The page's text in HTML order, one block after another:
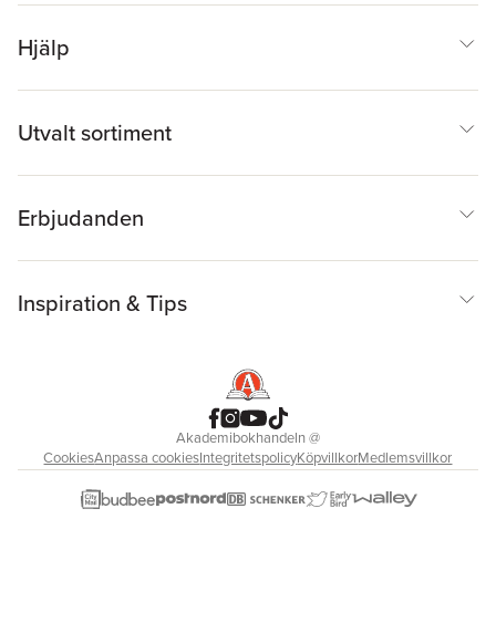
Hjälp
Utvalt sortiment
Erbjudanden
Inspiration & Tips
Akademibokhandeln@
CookiesAnpassa cookiesIntegritetspolicyKöpvillkorMedlemsvillkor